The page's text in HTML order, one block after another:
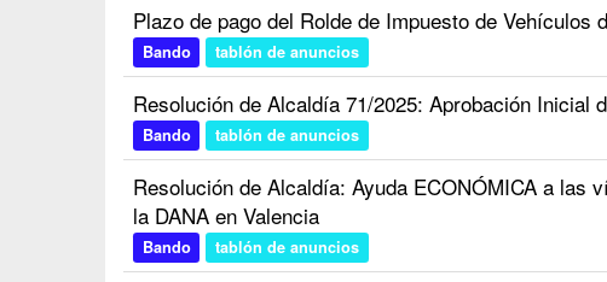
Plazo de pago del Rolde de Impuesto de Vehículos
Bando tablón de anuncios
Resolución de Alcaldía 71/2025: Aprobación Inicial
Bando tablón de anuncios
Resolución de Alcaldía: Ayuda ECONÓMICA a las
la DANA en Valencia
Bando tablón de anuncios